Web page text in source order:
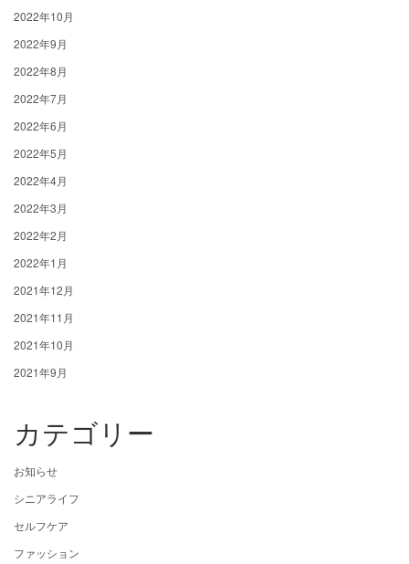
2022年10月
2022年9月
2022年8月
2022年7月
2022年6月
2022年5月
2022年4月
2022年3月
2022年2月
2022年1月
2021年12月
2021年11月
2021年10月
2021年9月
カテゴリー
お知らせ
シニアライフ
セルフケア
ファッション